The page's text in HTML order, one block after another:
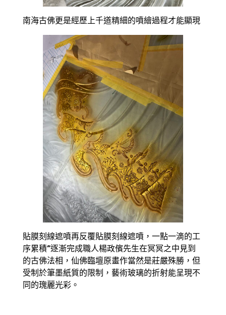
南海古佛更是經歷上千道精細的噴繪過程才能顯現
貼膜刻線遮噴再反覆貼膜刻線遮噴，一點一滴的工
序累積‘’‘逐漸完成職人楊政儐先生在冥冥之中見到
的古佛法相，仙佛臨壇原畫作當然是莊嚴殊勝，但
受制於筆墨紙質的限制，藝術玻璃的折射能呈現不
同的瑰麗光彩。